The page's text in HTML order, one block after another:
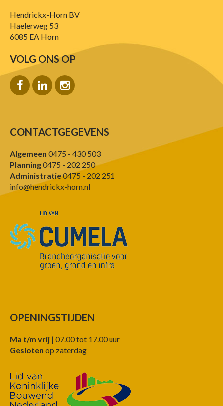
Hendrickx-Horn BV
Haelerweg 53
6085 EA Horn
VOLG ONS OP
CONTACTGEGEVENS
Algemeen 0475 - 430 503
Planning0475 - 202 250
Administratie0475 - 202 251
info@hendrickx-horn.nl
OPENINGSTIJDEN
Ma t/m vrij | 07.00 tot 17.00 uur
Gesloten op zaterdag